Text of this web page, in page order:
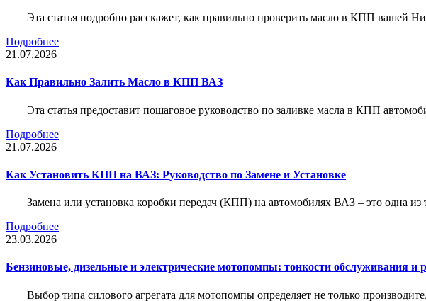
Эта статья подробно расскажет, как правильно проверить масло в КПП вашей
Подробнее
21.07.2026
Как Правильно Залить Масло в КПП ВАЗ
Эта статья предоставит пошаговое руководство по заливке масла в КПП
Подробнее
21.07.2026
Как Установить КПП на ВАЗ: Руководство по Замене и Установке
Замена или установка коробки передач (КПП) на автомобилях ВАЗ – это одна из
Подробнее
23.03.2026
Бензиновые, дизельные и электрические мотопомпы: тонкости обслуживания и
Выбор типа силового агрегата для мотопомпы определяет не только